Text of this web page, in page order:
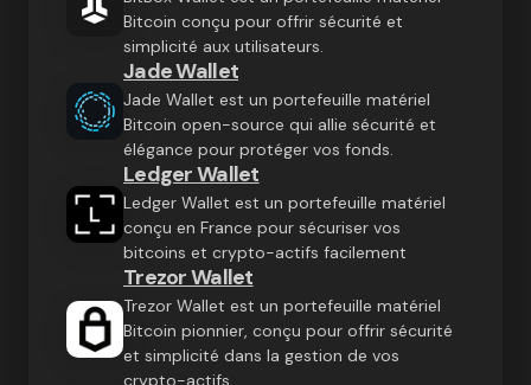
Bitcoin conçu pour offrir sécurité et
simplicité aux utilisateurs.
Jade Wallet
Jade Wallet est un portefeuille matériel
Bitcoin open-source qui allie sécurité et
élégance pour protéger vos fonds.
Ledger Wallet
Ledger Wallet est un portefeuille matériel
conçu en France pour sécuriser vos
bitcoins et crypto-actifs facilement
Trezor Wallet
Trezor Wallet est un portefeuille matériel
Bitcoin pionnier, conçu pour offrir sécurité
et simplicité dans la gestion de vos
crypto-actifs.